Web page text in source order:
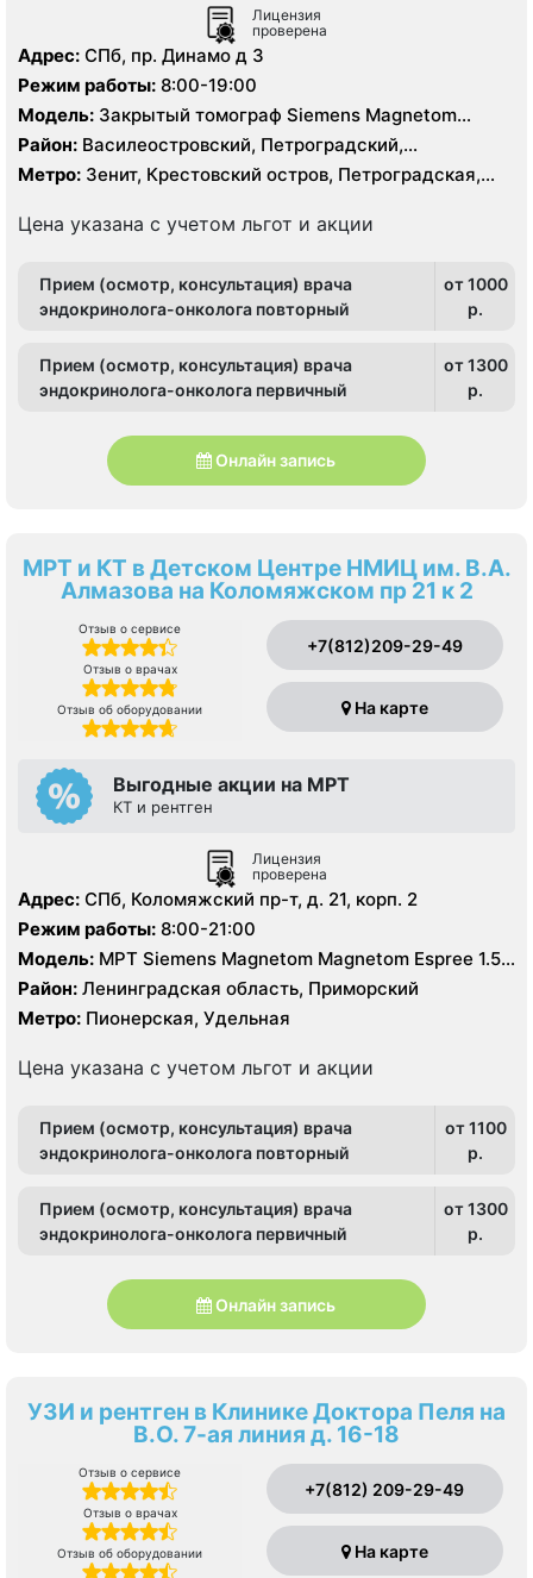
Лицензия
проверена
Адрес: СПб, пр. Динамо д 3
Режим работы: 8:00-19:00
Модель: Закрытый томограф Siemens Magnetom
Essenza 1.5 Тесла, КТ Aquilion 64 фирмы Toshiba 64
среза
Район: Василеостровский, Петроградский,
Приморский
Метро: Зенит, Крестовский остров, Петроградская,
Чкаловская
Цена указана с учетом льгот и акции
Прием (осмотр, консультация) врача
эндокринолога-онколога повторный
от 1000
p.
Прием (осмотр, консультация) врача
эндокринолога-онколога первичный
от 1300
p.
Онлайн запись
МРТ и КТ в Детском Центре НМИЦ им. В.А.
Алмазова на Коломяжском пр 21 к 2
Отзыв о сервисе
Отзыв о врачах
Отзыв об оборудовании
+7(812)209-29-49
На карте
Выгодные акции на МРТ
КТ и рентген
Лицензия
проверена
Адрес: СПб, Коломяжский пр-т, д. 21, корп. 2
Режим работы: 8:00-21:00
Модель: МРТ Siemens Magnetom Magnetom Espree 1.5
Тесла, КТ Philips Ingenuity Elite 128 срезов
Район: Ленинградская область, Приморский
Метро: Пионерская, Удельная
Цена указана с учетом льгот и акции
Прием (осмотр, консультация) врача
эндокринолога-онколога повторный
от 1100
p.
Прием (осмотр, консультация) врача
эндокринолога-онколога первичный
от 1300
p.
Онлайн запись
УЗИ и рентген в Клинике Доктора Пеля на
В.О. 7-ая линия д. 16-18
Отзыв о сервисе
Отзыв о врачах
Отзыв об оборудовании
+7(812) 209-29-49
На карте